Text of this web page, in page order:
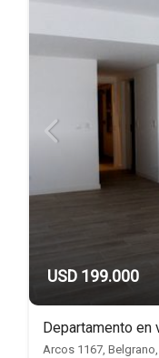
USD 199.000
Departamento en
Arcos 1167, Belgrano,